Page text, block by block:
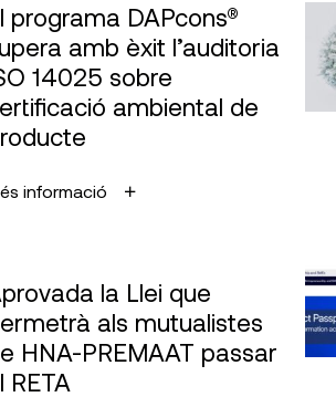
programa DAPcons®
amb èxit l’auditoria
14025 sobre
ambiental de
informació
la Llei que
als mutualistes
HNA-PREMAAT passar
RETA